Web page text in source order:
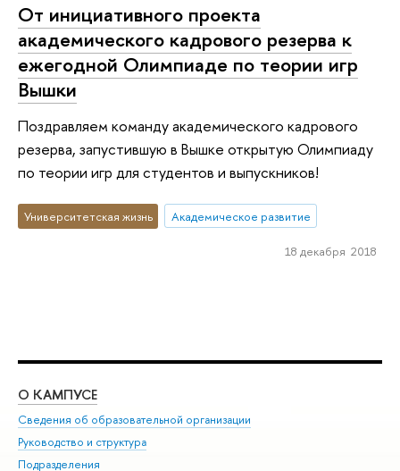
От инициативного проекта
академического кадрового резерва к
ежегодной Олимпиаде по теории игр
Вышки
Поздравляем команду академического кадрового
резерва, запустившую в Вышке открытую Олимпиаду
по теории игр для студентов и выпускников!
Университетская жизнь Академическое развитие
18 декабря 2018
О КАМПУСЕ
Сведения об образовательной организации
Руководство и структура
Подразделения